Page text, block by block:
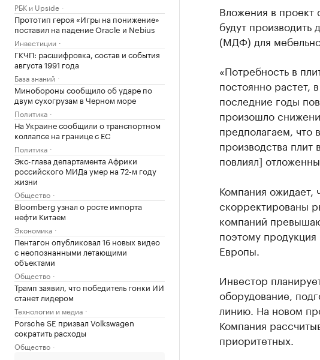
РБК и Upside
Прототип героя «Игры на понижение»
поставил на падение Oracle и Nebius
Инвестиции
ГКЧП: расшифровка, состав и события
августа 1991 года
База знаний
Минобороны сообщило об ударе по
двум сухогрузам в Черном море
Политика
На Украине сообщили о транспортном
коллапсе на границе с ЕС
Политика
Экс-глава департамента Африки
российского МИДа умер на 72-м году
жизни
Общество
Bloomberg узнал о росте импорта
нефти Китаем
Экономика
Пентагон опубликовал 16 новых видео
с неопознанными летающими
объектами
Общество
Трамп заявил, что победитель гонки ИИ
станет лидером
Технологии и медиа
Porsche SE призвал Volkswagen
сократить расходы
Общество
Вложения в проект
будут
(МДФ) для
«Потребность в
постоянно растет,
последние годы
произошло
предполагаем, что
производства
повлиял]
Компания ожидает,
скорректированы
компаний
поэтому
Европы.
Инвестор
оборудование,
линию. На новом
Компания
приоритетных.